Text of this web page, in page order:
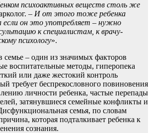
психоактивных веществ столь же
– И от этого тоже ребенка
он это употребляет – нужно
к специалистам, к врачу-
психологу».
– один из значимых факторов
воспитательные методы, гиперопека
или даже жестокий контроль
требует беспрекословного повиновения
личности ребенка, частые перепады
затянувшиеся семейные конфликты и
семья, по словам
которая подталкивает ребенка к
сознания.